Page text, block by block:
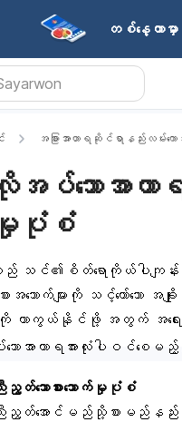
တစ်နေ့တာ
အခြားအာဟာရဆိုင်ရာနည်းလမ်းကောင်း
အပ်သောအာဟာ
က်မှုပုံစံ
သည် သင်၏စိတ်ရောကိုယ်ပါကျ
သောက်များကို သင့်တော်သော အ
များကို ကာကွယ်နိုင်ဖို့ အတွက် အရ
ညွတ်သောစားသောက်မှုပုံစံ
ညီညွတ်အောင်မည်သို့စားမည်နည်